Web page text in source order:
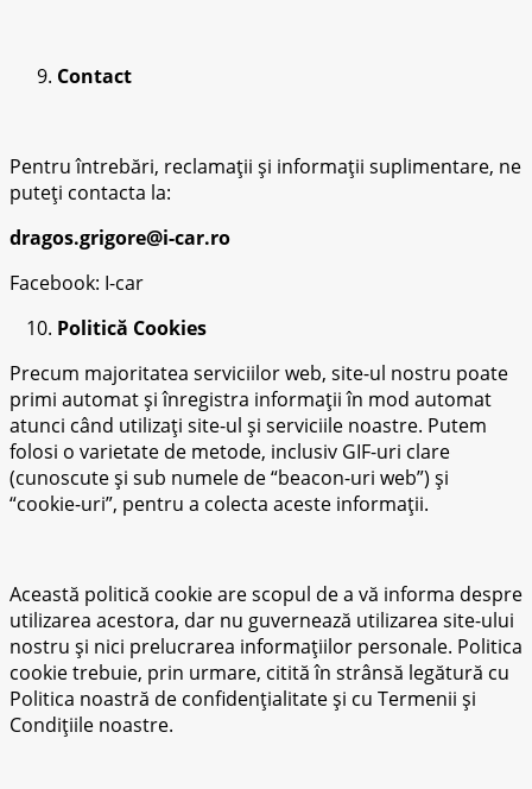
Contact
Pentru întrebări, reclamații și informații suplimentare, ne
puteți contacta la:
dragos.grigore@i-car.ro
Facebook: I-car
Politică Cookies
Precum majoritatea serviciilor web, site-ul nostru poate
primi automat și înregistra informații în mod automat
atunci când utilizați site-ul și serviciile noastre. Putem
folosi o varietate de metode, inclusiv GIF-uri clare
(cunoscute și sub numele de “beacon-uri web”) și
“cookie-uri”, pentru a colecta aceste informații.
Această politică cookie are scopul de a vă informa despre
utilizarea acestora, dar nu guvernează utilizarea site-ului
nostru și nici prelucrarea informațiilor personale. Politica
cookie trebuie, prin urmare, citită în strânsă legătură cu
Politica noastră de confidențialitate și cu Termenii și
Condițiile noastre.